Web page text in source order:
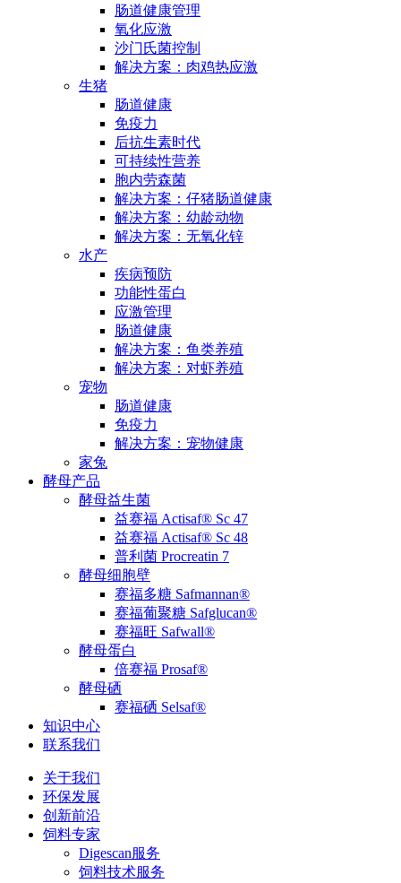
肠道健康管理
氧化应激
沙门氏菌控制
解决方案：肉鸡热应激
生猪
肠道健康
免疫力
后抗生素时代
可持续性营养
胞内劳森菌
解决方案：仔猪肠道健康
解决方案：幼龄动物
解决方案：无氧化锌
水产
疾病预防
功能性蛋白
应激管理
肠道健康
解决方案：鱼类养殖
解决方案：对虾养殖
宠物
肠道健康
免疫力
解决方案：宠物健康
家兔
酵母产品
酵母益生菌
益赛福 Actisaf® Sc 47
益赛福 Actisaf® Sc 48
普利菌 Procreatin 7
酵母细胞壁
赛福多糖 Safmannan®
赛福葡聚糖 Safglucan®
赛福旺 Safwall®
酵母蛋白
倍赛福 Prosaf®
酵母硒
赛福硒 Selsaf®
知识中心
联系我们
关于我们
环保发展
创新前沿
饲料专家
Digescan服务
饲料技术服务